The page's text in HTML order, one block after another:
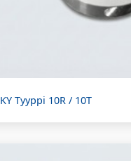
KY Tyyppi 10R / 10T